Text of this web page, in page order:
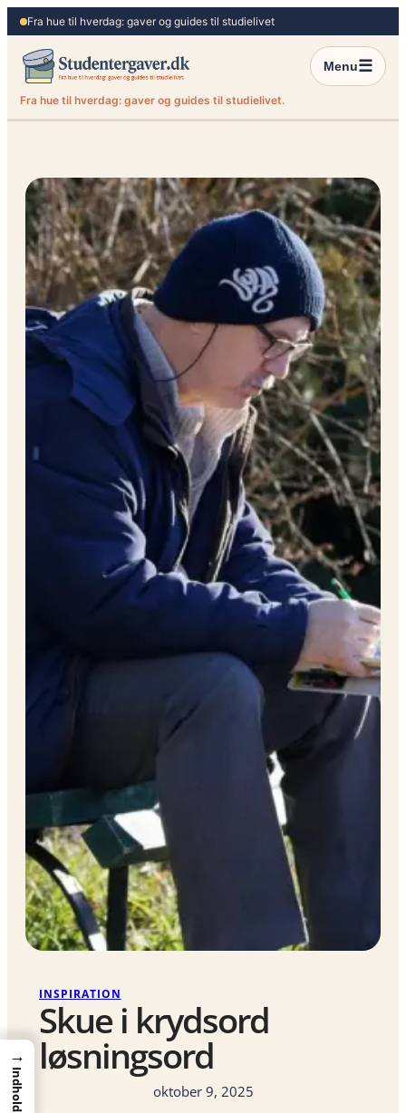
Spring
til
indhold
Fra hue til hverdag: gaver og guides til studielivet
Menu☰
Fra hue til hverdag: gaver og guides til studielivet.
INSPIRATION
Skue i krydsord
løsningsord
oktober 9, 2025
→
Indhold